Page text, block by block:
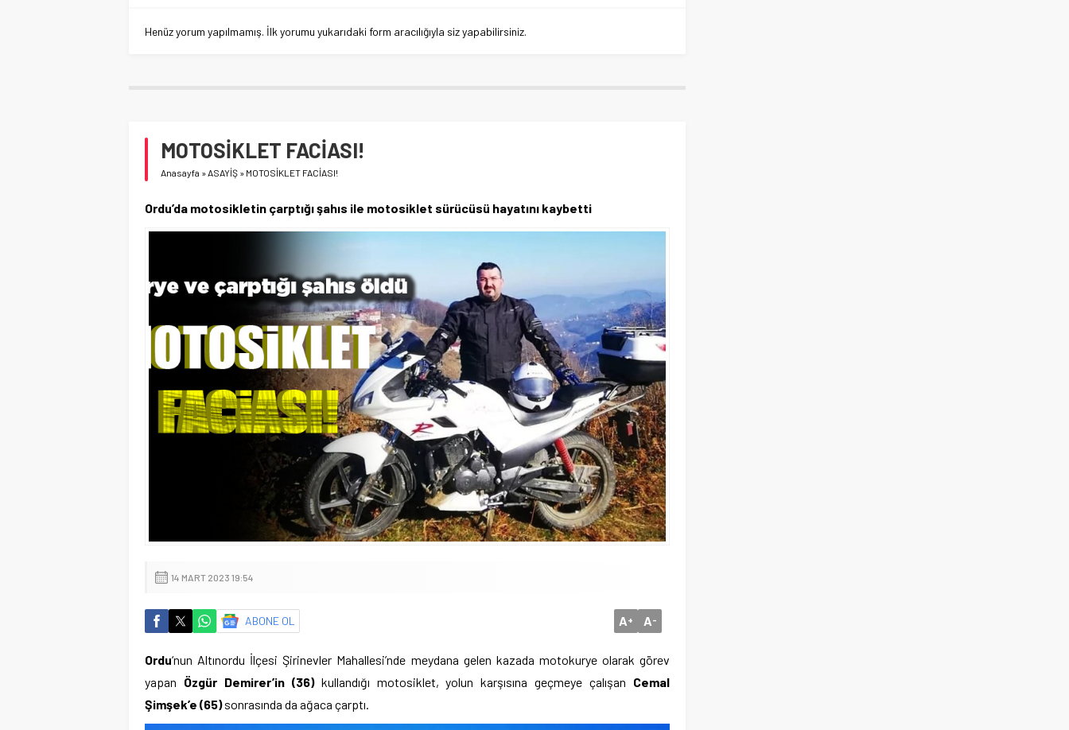
Henüz yorum yapılmamış. İlk yorumu yukarıdaki form aracılığıyla siz yapabilirsiniz.
MOTOSİKLET FACİASI!
Anasayfa » ASAYİŞ » MOTOSİKLET FACİASI!
Ordu’da motosikletin çarptığı şahıs ile motosiklet sürücüsü hayatını kaybetti
14 MART 2023 19:54
ABONE OL A+ A-
Ordu‘nun Altınordu İlçesi Şirinevler Mahallesi’nde meydana gelen kazada motokurye olarak görev
yapan Özgür Demirer’in (36)kullandığı motosiklet, yolun karşısına geçmeye çalışan Cemal
Şimşek’e (65)sonrasında da ağaca çarptı.